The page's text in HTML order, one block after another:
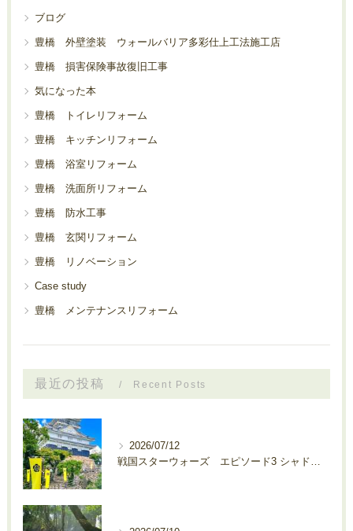
ブログ
豊橋 外壁塗装 ウォールバリア多彩仕上工法施工店
豊橋 損害保険事故復旧工事
気になった本
豊橋 トイレリフォーム
豊橋 キッチンリフォーム
豊橋 浴室リフォーム
豊橋 洗面所リフォーム
豊橋 防水工事
豊橋 玄関リフォーム
豊橋 リノベーション
Case study
豊橋 メンテナンスリフォーム
最近の投稿 Recent Posts
2026/07/12
戦国スターウォーズ エピソード3 シャドウ・ロード 秘密結社サルの爪